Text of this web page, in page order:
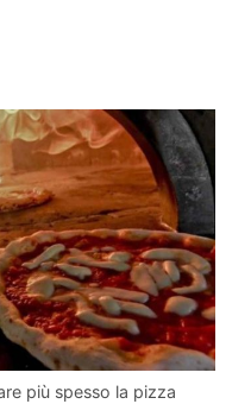
più spesso la pizza